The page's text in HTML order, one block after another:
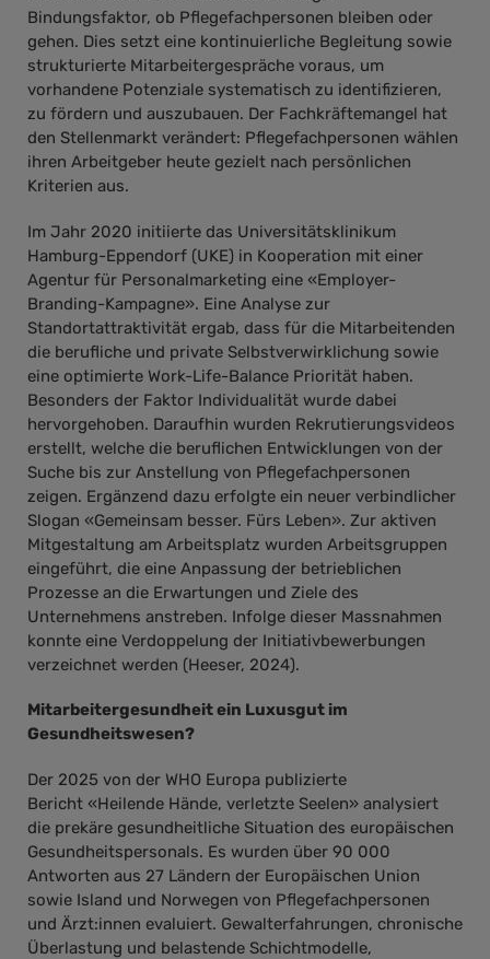
Bindungsfaktor, ob Pflegefachpersonen bleiben oder
gehen. Dies setzt eine kontinuierliche Begleitung sowie
strukturierte Mitarbeitergespräche voraus, um
vorhandene Potenziale systematisch zu identifizieren,
zu fördern und auszubauen. Der Fachkräftemangel hat
den Stellenmarkt verändert: Pflegefachpersonen wählen
ihren Arbeitgeber heute gezielt nach persönlichen
Kriterien aus.
Im Jahr 2020 initiierte das Universitätsklinikum
Hamburg-Eppendorf (UKE) in Kooperation mit einer
Agentur für Personalmarketing eine «Employer-
Branding-Kampagne». Eine Analyse zur
Standortattraktivität ergab, dass für die Mitarbeitenden
die berufliche und private Selbstverwirklichung sowie
eine optimierte Work-Life-Balance Priorität haben.
Besonders der Faktor Individualität wurde dabei
hervorgehoben. Daraufhin wurden Rekrutierungsvideos
erstellt, welche die beruflichen Entwicklungen von der
Suche bis zur Anstellung von Pflegefachpersonen
zeigen. Ergänzend dazu erfolgte ein neuer verbindlicher
Slogan «Gemeinsam besser. Fürs Leben». Zur aktiven
Mitgestaltung am Arbeitsplatz wurden Arbeitsgruppen
eingeführt, die eine Anpassung der betrieblichen
Prozesse an die Erwartungen und Ziele des
Unternehmens anstreben. Infolge dieser Massnahmen
konnte eine Verdoppelung der Initiativbewerbungen
verzeichnet werden (Heeser, 2024).
Mitarbeitergesundheit ein Luxusgut im
Gesundheitswesen?
Der 2025 von der WHO Europa publizierte
Bericht «Heilende Hände, verletzte Seelen» analysiert
die prekäre gesundheitliche Situation des europäischen
Gesundheitspersonals. Es wurden über 90 000
Antworten aus 27 Ländern der Europäischen Union
sowie Island und Norwegen von Pflegefachpersonen
und Ärzt:innen evaluiert. Gewalterfahrungen, chronische
Überlastung und belastende Schichtmodelle,